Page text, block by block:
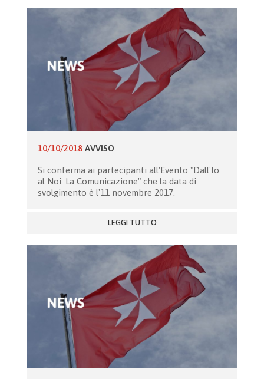
10/10/2018 AVVISO
Si conferma ai partecipanti all'Evento "Dall'Io
al Noi. La Comunicazione" che la data di
svolgimento è l'11 novembre 2017.
LEGGI TUTTO